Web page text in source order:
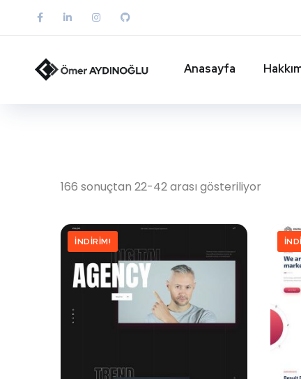
Anasayfa
166 sonuçtan 22-42 arası gösteriliyor
İNDIRIM!